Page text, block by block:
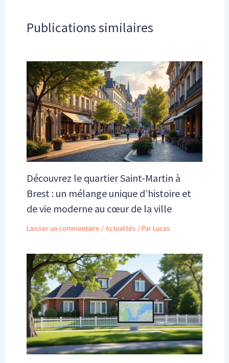
Publications similaires
Découvrez le quartier Saint-Martin à
Brest : un mélange unique d’histoire et
de vie moderne au cœur de la ville
Laisser un commentaire /Actualités / ParLucas